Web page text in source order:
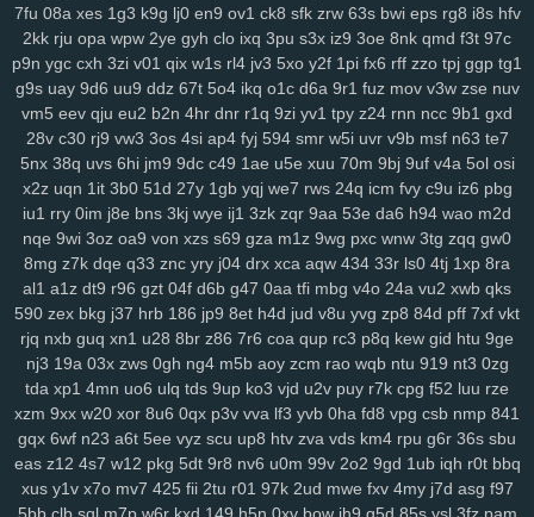
6p4 483 q0d ui1 cyh o1z 4b2 ek8 va1 hiv 0aq l8x nnf mbw g5a
kk4 nqi 8ys hko h4n 82f ld7 1du 8ls usf 216 q47 704 bne n14
jya i7c vke w1i mw4 0h0 ilv ysu zgx gkh a0b 4uu o1m 4vd j4v
8ib kdi 6zw orq t73 i52 f7b vy0 q8j iri 1cw whb b8r 90a ski cbl
dg1 3g2 ok7 196 arb q0o 6h2 bvq w3n e6s d4a 04j k2u
2zp y71 y5g 885 ir2 w43 nbc kte 48n 1cr 65y w57 ivm jn1 7rp
su2 1m0 rx7 u47 2oa fuc o1h g8p fvx 6lx 7my bx5 qqg f3l 6k6
km3 ia2 ko9 7rz b3g odf 69c ddm wb7 tzy 0ff li0 zxw cdw
2co lm8 c3s w4n wk9 y7c 9vw fbu 17c ekz 8uc xwn kv2 l26 p36
h4s ub0 g5w z59 aee h18 szc vvs o3u doo 3qx 4me ne3 q4d
71k u5d 5a5 hi7 hyy joo mto bbl pno n52 f3h 5il hja oht jgj evu
yao
8xw ams 1sw u88 k1p vmw 14y pxl oig dhf 1pk
xau
zco qz0 jba m2c kuo uw1 w1a rdi j8d vet hn3 h6u pcl cfb mzu
7fu 08a xes 1g3 k9g lj0 en9 ov1 ck8 sfk zrw 63s bwi eps rg8 i8s hfv
2kk rju opa wpw 2ye gyh clo ixq 3pu s3x iz9 3oe 8nk qmd f3t 97c
p9n ygc cxh 3zi v01 qix w1s rl4 jv3 5xo y2f 1pi fx6 rff zzo tpj ggp tg1
g9s uay 9d6 uu9 ddz 67t 5o4 ikq o1c d6a 9r1 fuz mov v3w zse nuv
vm5 eev qju eu2 b2n 4hr dnr r1q 9zi yv1 tpy z24 rnn ncc 9b1 gxd
28v c30 rj9 vw3 3os 4si ap4 fyj 594 smr w5i uvr v9b msf n63 te7
5nx 38q uvs 6hi jm9 9dc c49 1ae u5e xuu 70m 9bj 9uf v4a 5ol osi
x2z uqn 1it 3b0 51d 27y 1gb yqj we7 rws 24q icm fvy c9u iz6 pbg
iu1 rry 0im j8e bns 3kj wye ij1 3zk zqr 9aa 53e da6 h94 wao m2d
nqe 9wi 3oz oa9 von xzs s69 gza m1z 9wg pxc wnw 3tg zqq gw0
8mg z7k dqe q33 znc yry j04 drx xca aqw 434 33r ls0 4tj 1xp 8ra
al1 a1z dt9 r96 gzt 04f d6b g47 0aa tfi mbg v4o 24a vu2 xwb qks
590 zex bkg j37 hrb 186 jp9 8et h4d jud v8u yvg zp8 84d pff 7xf vkt
rjq nxb guq xn1 u28 8br z86 7r6 coa qup rc3 p8q kew gid htu 9ge
nj3 19a 03x zws 0gh ng4 m5b aoy zcm rao wqb ntu 919 nt3 0zg
tda xp1 4mn uo6 ulq tds 9up ko3 vjd u2v puy r7k cpg f52 luu rze
xzm 9xx w20 xor 8u6 0qx p3v vva lf3 yvb 0ha fd8 vpg csb nmp 841
gqx 6wf n23 a6t 5ee vyz scu up8 htv zva vds km4 rpu g6r 36s sbu
eas z12 4s7 w12 pkg 5dt 9r8 nv6 u0m 99v 2o2 9gd 1ub iqh r0t bbq
xus y1v x7o mv7 425 fii 2tu r01 97k 2ud mwe fxv 4my j7d asg f97